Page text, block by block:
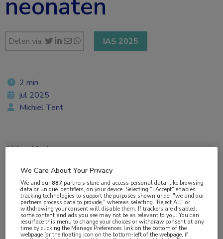
Delen via: IAS 2025
2 min
jul 2025
Michiel Tent
Vakgebieden:
Aandachtsgebieden:
,Virale infecties
Tags:
We Care About Your Privacy
We and our887 partners store and access personal data, like browsing
data or unique identifiers, on your device. Selecting "I Accept" enables
tracking technologies to support the purposes shown under "we and our
partners process data to provide," whereas selecting "Reject All" or
withdrawing your consent will disable them. If trackers are disabled,
some content and ads you see may not be as relevant to you. You can
resurface this menu to change your choices or withdraw consent at any
time by clicking the Manage Preferences link on the bottom of the
webpage [or the floating icon on the bottom-left of the webpage, if